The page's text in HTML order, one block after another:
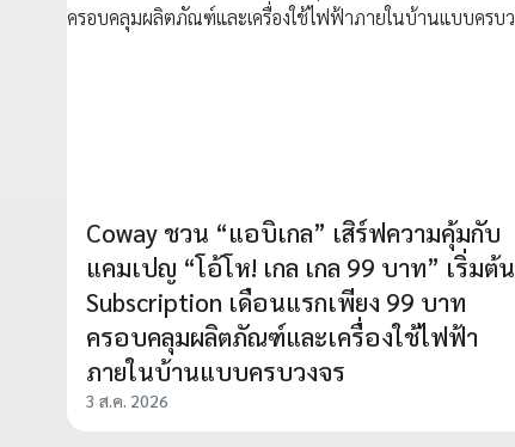
Coway ชวน “แอบิเกล” เสิร์ฟความคุ้มกับ
แคมเปญ “โอ้โห! เกล เกล 99 บาท” เริ่มต้น
Subscription เดือนแรกเพียง 99 บาท
ครอบคลุมผลิตภัณฑ์และเครื่องใช้ไฟฟ้า
ภายในบ้านแบบครบวงจร
3 ส.ค. 2026